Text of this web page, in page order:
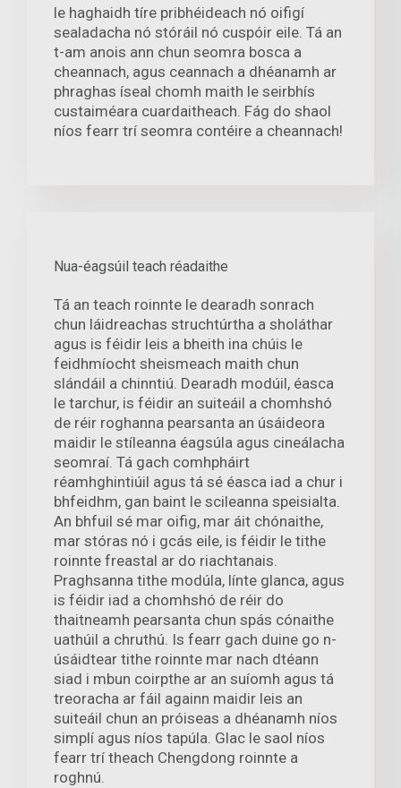
le haghaidh tíre pribhéideach nó oifigí
sealadacha nó stóráil nó cuspóir eile. Tá an
t-am anois ann chun seomra bosca a
cheannach, agus ceannach a dhéanamh ar
phraghas íseal chomh maith le seirbhís
custaiméara cuardaitheach. Fág do shaol
níos fearr trí seomra contéire a cheannach!
Nua-éagsúil teach réadaithe
Tá an teach roinnte le dearadh sonrach
chun láidreachas struchtúrtha a sholáthar
agus is féidir leis a bheith ina chúis le
feidhmíocht sheismeach maith chun
slándáil a chinntiú. Dearadh modúil, éasca
le tarchur, is féidir an suiteáil a chomhshó
de réir roghanna pearsanta an úsáideora
maidir le stíleanna éagsúla agus cineálacha
seomraí. Tá gach comhpháirt
réamhghintiúil agus tá sé éasca iad a chur i
bhfeidhm, gan baint le scileanna speisialta.
An bhfuil sé mar oifig, mar áit chónaithe,
mar stóras nó i gcás eile, is féidir le tithe
roinnte freastal ar do riachtanais.
Praghsanna tithe modúla, línte glanca, agus
is féidir iad a chomhshó de réir do
thaitneamh pearsanta chun spás cónaithe
uathúil a chruthú. Is fearr gach duine go n-
úsáidtear tithe roinnte mar nach dtéann
siad i mbun coirpthe ar an suíomh agus tá
treoracha ar fáil againn maidir leis an
suiteáil chun an próiseas a dhéanamh níos
simplí agus níos tapúla. Glac le saol níos
fearr trí theach Chengdong roinnte a
roghnú.